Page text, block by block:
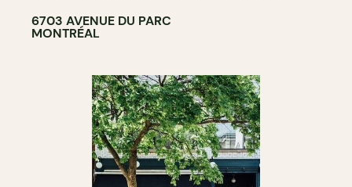
6703 AVENUE DU PARC
MONTRÉAL